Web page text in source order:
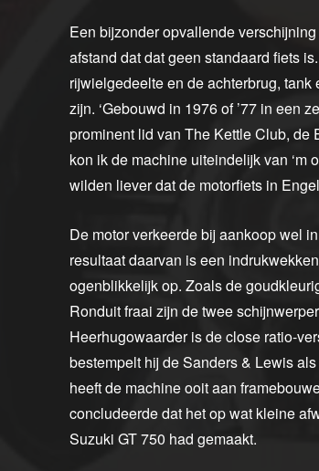
Een bijzonder opvallende
afstand dat dat geen standaard fiets
rijwielgedeelte en de achterbrug,
zijn. ‘Gebouwd in 1976 of ’77 in een
prominent lid van The Kettle Club, de
kon ik de machine uiteindelijk van ‘m
wilden liever dat de motorfiets in
De motor verkeerde bij aankoop wel
resultaat daarvan is een
ogenblikkelijk op. Zoals de
Ronduit fraai zijn de twee
Heerhugowaarder is de close ratio-
bestempelt hij de Sanders & Lewis als
heeft de machine ooit aan
concludeerde dat het op wat kleine
Suzuki GT 750 had gemaakt.